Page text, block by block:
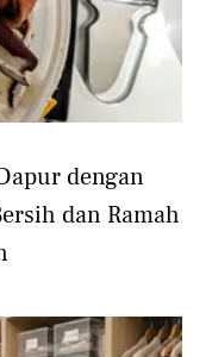
pribadi dan
Saat ini,
dua putri, yaitu
dengan
dan Ramah